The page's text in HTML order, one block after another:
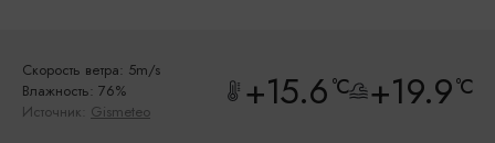
Скорость ветра: 5m/s
Влажность: 76%
Источник: Gismeteo +15.6°C +19.9°C